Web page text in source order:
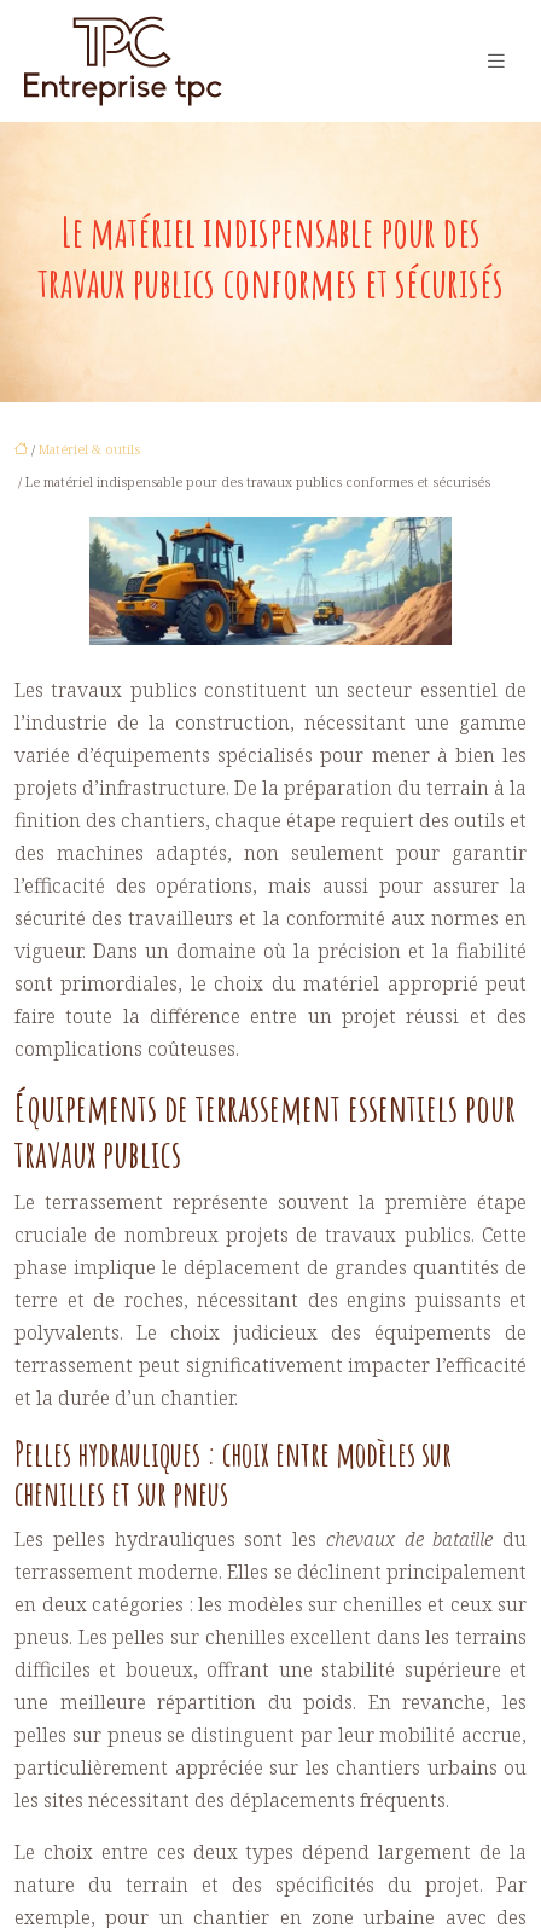
Le matériel indispensable pour des
travaux publics conformes et sécurisés
/ Matériel & outils
/ Le matériel indispensable pour des travaux publics conformes et sécurisés
Les travaux publics constituent un secteur essentiel de
l’industrie de la construction, nécessitant une gamme
variée d’équipements spécialisés pour mener à bien les
projets d’infrastructure. De la préparation du terrain à la
finition des chantiers, chaque étape requiert des outils et
des machines adaptés, non seulement pour garantir
l’efficacité des opérations, mais aussi pour assurer la
sécurité des travailleurs et la conformité aux normes en
vigueur. Dans un domaine où la précision et la fiabilité
sont primordiales, le choix du matériel approprié peut
faire toute la différence entre un projet réussi et des
complications coûteuses.
Équipements de terrassement essentiels pour
travaux publics
Le terrassement représente souvent la première étape
cruciale de nombreux projets de travaux publics. Cette
phase implique le déplacement de grandes quantités de
terre et de roches, nécessitant des engins puissants et
polyvalents. Le choix judicieux des équipements de
terrassement peut significativement impacter l’efficacité
et la durée d’un chantier.
Pelles hydrauliques : choix entre modèles sur
chenilles et sur pneus
Les pelles hydrauliques sont les chevaux de bataille du
terrassement moderne. Elles se déclinent principalement
en deux catégories : les modèles sur chenilles et ceux sur
pneus. Les pelles sur chenilles excellent dans les terrains
difficiles et boueux, offrant une stabilité supérieure et
une meilleure répartition du poids. En revanche, les
pelles sur pneus se distinguent par leur mobilité accrue,
particulièrement appréciée sur les chantiers urbains ou
les sites nécessitant des déplacements fréquents.
Le choix entre ces deux types dépend largement de la
nature du terrain et des spécificités du projet. Par
exemple, pour un chantier en zone urbaine avec des